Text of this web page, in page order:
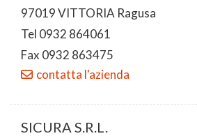
97019 VITTORIA Ragusa
Tel 0932 864061
Fax 0932 863475
contatta l'azienda
SICURA S.R.L.